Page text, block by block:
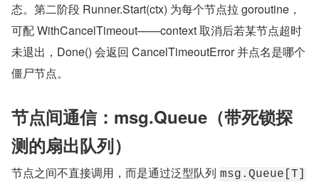
态。第二阶段 Runner.Start(ctx) 为每个节点拉 goroutine，
可配 WithCancelTimeout——context 取消后若某节点超时
未退出，Done() 会返回 CancelTimeoutError 并点名是哪个
僵尸节点。
节点间通信：msg.Queue（带死锁探
测的扇出队列）
节点之间不直接调用，而是通过泛型队列 msg.Queue[T]